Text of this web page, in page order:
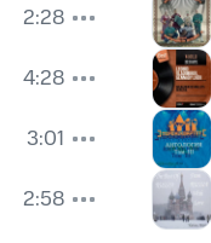
2:28
4:28
3:01
2:58